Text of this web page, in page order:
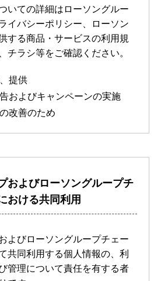
いての詳細はローソングルー
イバシーポリシー、ローソン
する商品・サービスの利用規
チラシ等をご確認ください。
提供
およびキャンペーンの実施
改善のため
およびローソングループチ
おける共同利用
よびローソングループチェー
共同利用する個人情報の、利
管理について責任を有する者